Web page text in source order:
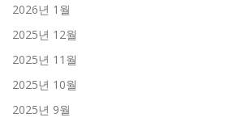
2026년 1월
2025년 12월
2025년 11월
2025년 10월
2025년 9월